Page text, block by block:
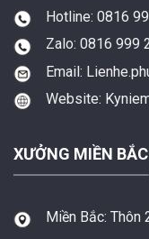
Hotline: 0816
Zalo: 0816 999
Email:
Website:
XƯỞNG MIỀN BẮC
Miền Bắc: Thôn